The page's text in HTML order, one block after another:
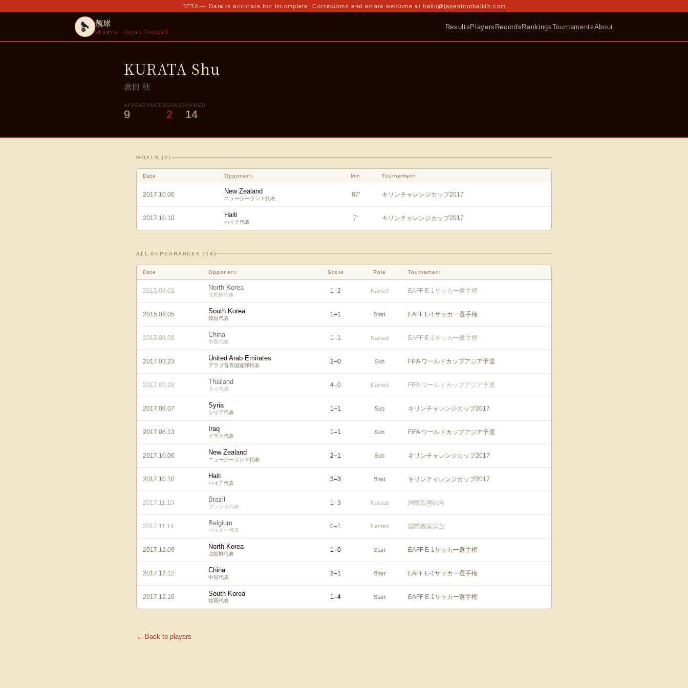
BETA — Data is accurate but incomplete. Corrections and errata welcome at hello@japanfootballdb.com
蹴球
Shukyu · Japan Football
ResultsPlayers RecordsRankingsTournamentsAbout
KURATA Shu
倉田 秋
APPEARANCES
9
GOALS
2
NAMED
14
GOALS (2 )
Date Opponent Min Tournament
2017.10.06 New Zealand
ニュージーランド代表
87' キリンチャレンジカップ2017
2017.10.10 Haiti
ハイチ代表
7' キリンチャレンジカップ2017
ALL APPEARANCES ( 14 )
Date Opponent Score Role Tournament
2015.08.02 North Korea
北朝鮮代表
1–2 Named EAFF E-1サッカー選手権
2015.08.05 South Korea
韓国代表
1–1 Start EAFF E-1サッカー選手権
2015.08.09 China
中国代表
1–1 Named EAFF E-1サッカー選手権
2017.03.23 United Arab Emirates
アラブ首長国連邦代表
2–0 Sub FIFA ワールドカップアジア予選
2017.03.28 Thailand
タイ代表
4–0 Named FIFA ワールドカップアジア予選
2017.06.07 Syria
シリア代表
1–1 Sub キリンチャレンジカップ2017
2017.06.13 Iraq
イラク代表
1–1 Sub FIFA ワールドカップアジア予選
2017.10.06 New Zealand
ニュージーランド代表
2–1 Sub キリンチャレンジカップ2017
2017.10.10 Haiti
ハイチ代表
3–3 Start キリンチャレンジカップ2017
2017.11.10 Brazil
ブラジル代表
1–3 Named 国際親善試合
2017.11.14 Belgium
ベルギー代表
0–1 Named 国際親善試合
2017.12.09 North Korea
北朝鮮代表
1–0 Start EAFF E-1サッカー選手権
2017.12.12 China
中国代表
2–1 Start EAFF E-1サッカー選手権
2017.12.16 South Korea
韓国代表
1–4 Start EAFF E-1サッカー選手権
← Back to players